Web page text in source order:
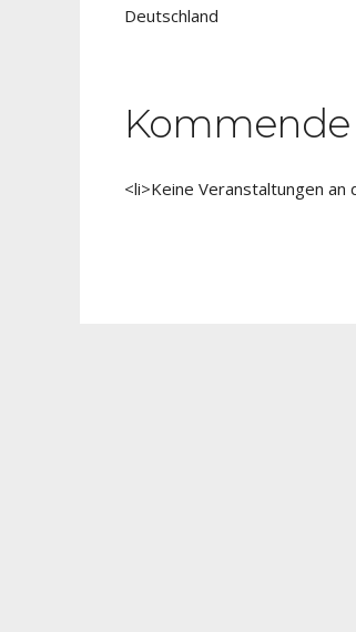
Deutschland
<li>Keine Veranstaltungen an